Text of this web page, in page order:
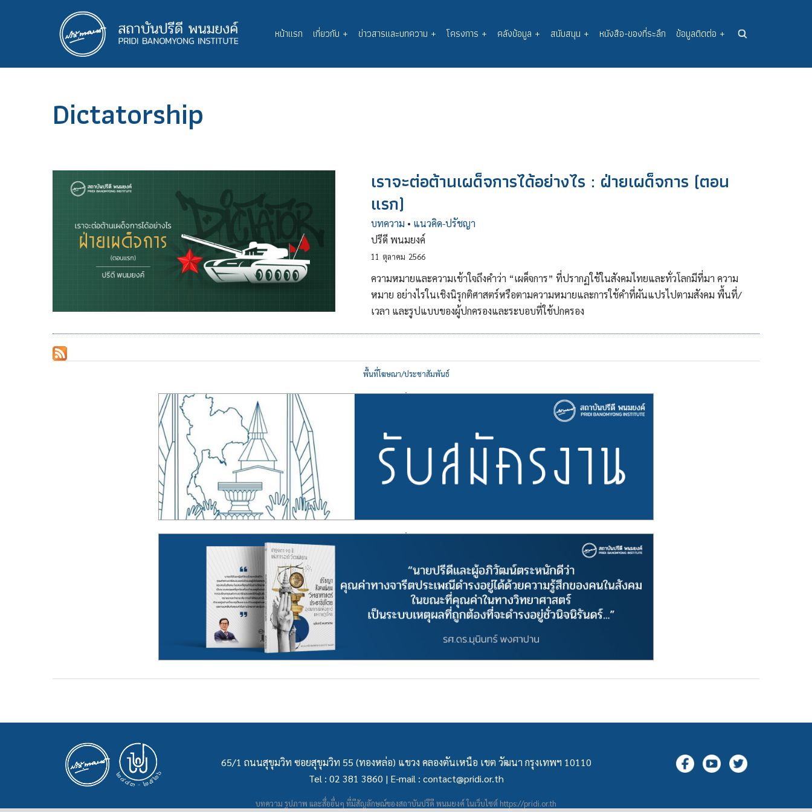
Main
navigation
หน้าแรก เกี่ยวกับ + ข่าวสารและบทความ + โครงการ + คลังข้อมูล + สนับสนุน + หนังสือ-ของที่ระลึก ข้อมูลติดต่อ +
Dictatorship
เราจะต่อต้านเผด็จการได้อย่างไร : ฝ่ายเผด็จการ (ตอน
แรก)
บทความ • แนวคิด-ปรัชญา
ปรีดี พนมยงค์
11 ตุลาคม 2566
ความหมายและความเข้าใจถึงคำว่า “เผด็จการ” ที่ปรากฏใช้ในสังคมไทยและทั่วโลกมีที่มา ความ
หมาย อย่างไรในเชิงนิรุกติศาสตร์หรือตามความหมายและการใช้คำที่ผันแปรไปตามสังคม พื้นที่/
เวลา และรูปแบบของผู้ปกครองและระบอบที่ใช้ปกครอง
พื้นที่โฆษณา/ประชาสัมพันธ์
65/1 ถนนสุขุมวิท ซอยสุขุมวิท 55 (ทองหล่อ) แขวง คลองตันเหนือ เขต วัฒนา กรุงเทพฯ 10110
Tel : 02 381 3860 | E-mail : contact@pridi.or.th
บทความ รูปภาพ และสื่ออื่นๆ ที่มีสัญลักษณ์ของสถาบันปรีดี พนมยงค์ ในเว็บไซต์ https://pridi.or.th